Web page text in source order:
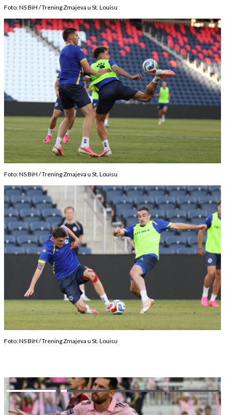
Foto: NS BiH / Trening Zmajeva u St. Louisu
Foto: NS BiH / Trening Zmajeva u St. Louisu
Foto: NS BiH / Trening Zmajeva u St. Louisu